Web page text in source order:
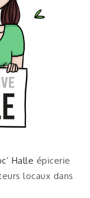
Halle épicerie
locaux dans